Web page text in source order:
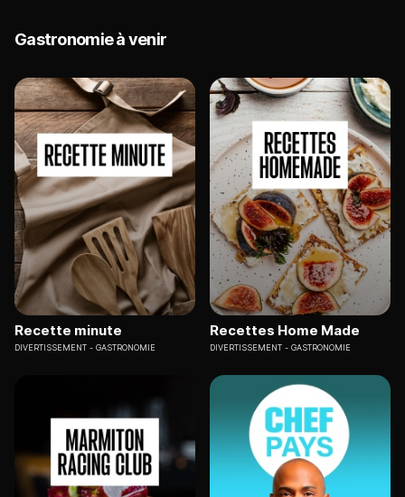
Gastronomie à venir
Recette minute
DIVERTISSEMENT GASTRONOMIE
Recettes Home Made
DIVERTISSEMENT GASTRONOMIE